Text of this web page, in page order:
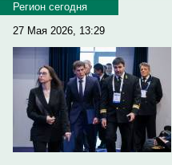
Регион сегодня
27 Мая 2026, 13:29